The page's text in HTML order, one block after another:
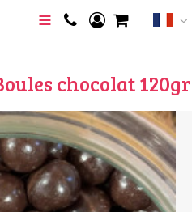
chocolat 120gr